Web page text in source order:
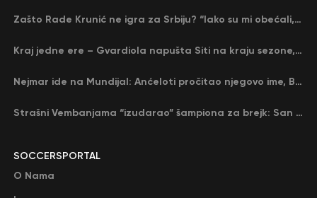
SOCCERSPORTAL
O Nama
Zašto Rade Krunić ne igra za Srbiju? “Iako su mi obećali, niko me nije zvao…”
Kraj jedne ere – Gvardiola napušta Siti na kraju sezone, menja ga njegov nekadašnji rival
Nejmar ide na Mundijal: Anćeloti pročitao njegovo ime, Brazil u delirijumu (VIDEO)
Strašni Vembanjama “izudarao” šampiona za brejk: San Antonio poveo protiv Oklahome